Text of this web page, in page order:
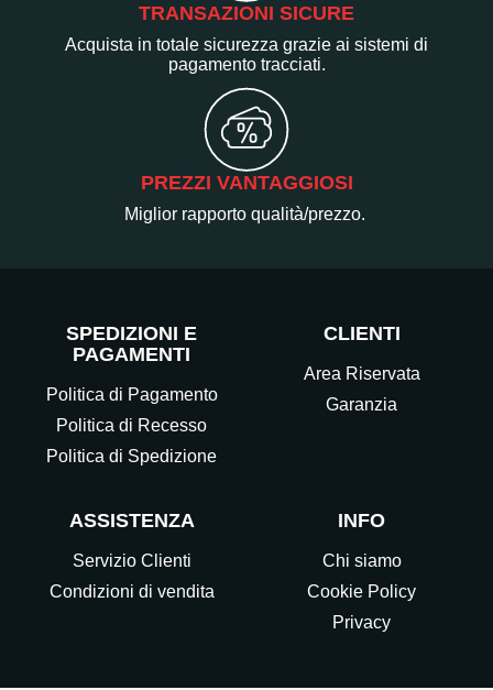
TRANSAZIONI SICURE
Acquista in totale sicurezza grazie ai sistemi di
pagamento tracciati.
PREZZI VANTAGGIOSI
Miglior rapporto qualità/prezzo.
SPEDIZIONI E
PAGAMENTI
Politica di Pagamento
Politica di Recesso
Politica di Spedizione
CLIENTI
Area Riservata
Garanzia
ASSISTENZA
Servizio Clienti
Condizioni di vendita
INFO
Chi siamo
Cookie Policy
Privacy